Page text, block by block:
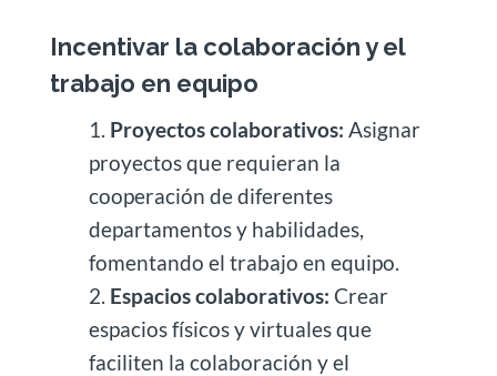
Incentivar la colaboración y el
trabajo en equipo
Proyectos colaborativos: Asignar
proyectos que requieran la
cooperación de diferentes
departamentos y habilidades,
fomentando el trabajo en equipo.
Espacios colaborativos: Crear
espacios físicos y virtuales que
faciliten la colaboración y el